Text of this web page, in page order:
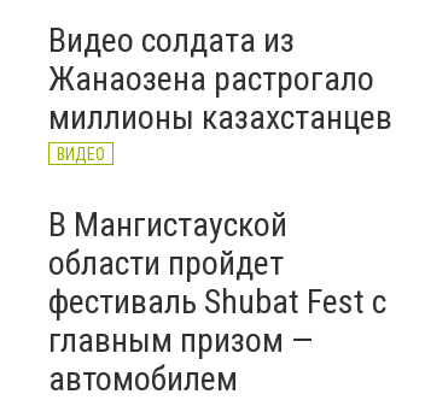
Видео солдата из
Жанаозена растрогало
миллионы казахстанцев
ВИДЕО
В Мангистауской
области пройдет
фестиваль Shubat Fest с
главным призом —
автомобилем